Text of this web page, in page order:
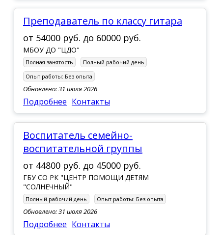
преподаватель по классу гитара
от 54000 руб. до 60000 руб.
МБОУ ДО "ЦДО"
Полная занятость
Полный рабочий день
Опыт работы: Без опыта
Обновлено: 31 июля 2026
Подробнее Контакты
Воспитатель семейно-
воспитательной группы
от 44800 руб. до 45000 руб.
ГБУ СО РК "ЦЕНТР ПОМОЩИ ДЕТЯМ
"СОЛНЕЧНЫЙ"
Полный рабочий день Опыт работы: Без опыта
Обновлено: 31 июля 2026
Подробнее Контакты